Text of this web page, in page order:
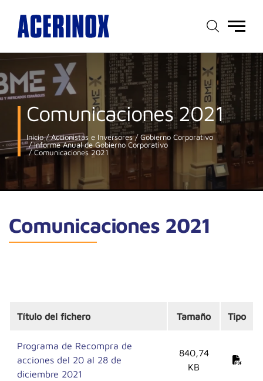
Menú
Comunicaciones 2021
Inicio Accionistas e Inversores Gobierno Corporativo
Informe Anual de Gobierno Corporativo
Comunicaciones 2021
Comunicaciones 2021
Título del fichero Tamaño Tipo
Programa de Recompra de
acciones del 20 al 28 de
diciembre 2021
840,74
KB